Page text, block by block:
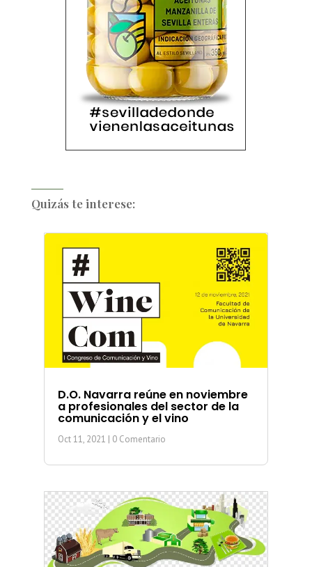
Quizás te interese:
D.O. Navarra reúne en noviembre
a profesionales del sector de la
comunicación y el vino
Oct 11, 2021 | 0 Comentario